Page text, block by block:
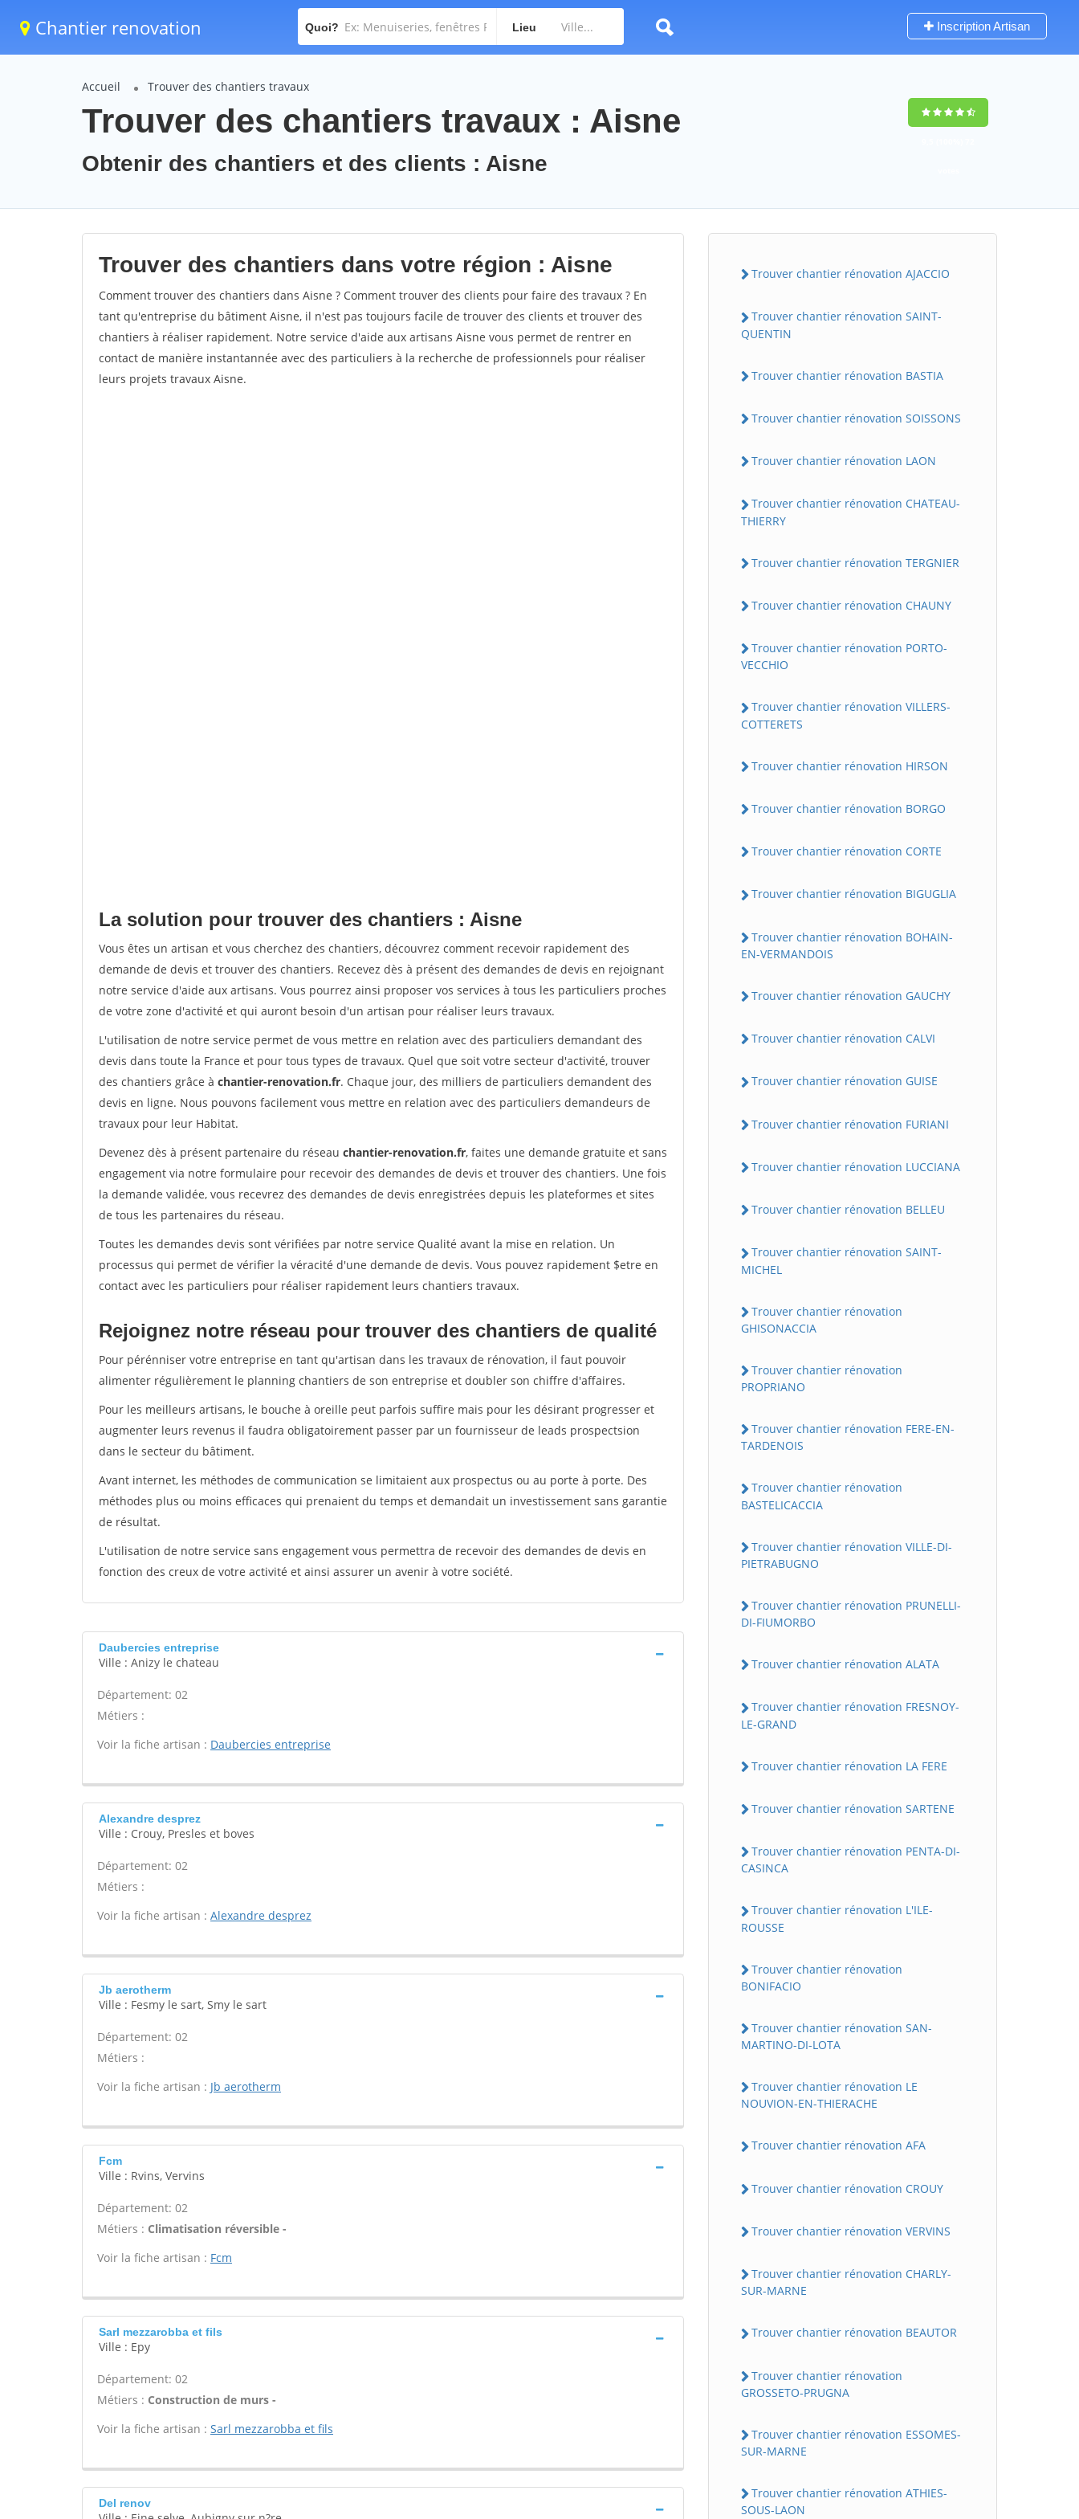
Chantier renovation Quoi? Lieu Inscription Artisan
Accueil Trouver des chantiers travaux
Trouver des chantiers travaux : Aisne
Obtenir des chantiers et des clients : Aisne
Trouver des chantiers dans votre région : Aisne
Comment trouver des chantiers dans Aisne ? Comment trouver des clients pour faire des travaux ? En
tant qu'entreprise du bâtiment Aisne, il n'est pas toujours facile de trouver des clients et trouver des
chantiers à réaliser rapidement. Notre service d'aide aux artisans Aisne vous permet de rentrer en
contact de manière instantannée avec des particuliers à la recherche de professionnels pour réaliser
leurs projets travaux Aisne.
La solution pour trouver des chantiers : Aisne
Vous êtes un artisan et vous cherchez des chantiers, découvrez comment recevoir rapidement des
demande de devis et trouver des chantiers. Recevez dès à présent des demandes de devis en rejoignant
notre service d'aide aux artisans. Vous pourrez ainsi proposer vos services à tous les particuliers proches
de votre zone d'activité et qui auront besoin d'un artisan pour réaliser leurs travaux.
L'utilisation de notre service permet de vous mettre en relation avec des particuliers demandant des
devis dans toute la France et pour tous types de travaux. Quel que soit votre secteur d'activité, trouver
des chantiers grâce à chantier-renovation.fr. Chaque jour, des milliers de particuliers demandent des
devis en ligne. Nous pouvons facilement vous mettre en relation avec des particuliers demandeurs de
travaux pour leur Habitat.
Devenez dès à présent partenaire du réseau chantier-renovation.fr, faites une demande gratuite et sans
engagement via notre formulaire pour recevoir des demandes de devis et trouver des chantiers. Une fois
la demande validée, vous recevrez des demandes de devis enregistrées depuis les plateformes et sites
de tous les partenaires du réseau.
Toutes les demandes devis sont vérifiées par notre service Qualité avant la mise en relation. Un
processus qui permet de vérifier la véracité d'une demande de devis. Vous pouvez rapidement $etre en
contact avec les particuliers pour réaliser rapidement leurs chantiers travaux.
Rejoignez notre réseau pour trouver des chantiers de qualité
Pour pérénniser votre entreprise en tant qu'artisan dans les travaux de rénovation, il faut pouvoir
alimenter régulièrement le planning chantiers de son entreprise et doubler son chiffre d'affaires.
Pour les meilleurs artisans, le bouche à oreille peut parfois suffire mais pour les désirant progresser et
augmenter leurs revenus il faudra obligatoirement passer par un fournisseur de leads prospectsion
dans le secteur du bâtiment.
Avant internet, les méthodes de communication se limitaient aux prospectus ou au porte à porte. Des
méthodes plus ou moins efficaces qui prenaient du temps et demandait un investissement sans garantie
de résultat.
L'utilisation de notre service sans engagement vous permettra de recevoir des demandes de devis en
fonction des creux de votre activité et ainsi assurer un avenir à votre société.
Daubercies entreprise
Ville : Anizy le chateau
Département: 02
Métiers :
Voir la fiche artisan : Daubercies entreprise
Alexandre desprez
Ville : Crouy, Presles et boves
Département: 02
Métiers :
Voir la fiche artisan : Alexandre desprez
Jb aerotherm
Ville : Fesmy le sart, Smy le sart
Département: 02
Métiers :
Voir la fiche artisan : Jb aerotherm
Fcm
Ville : Rvins, Vervins
Département: 02
Métiers : Climatisation réversible -
Voir la fiche artisan : Fcm
Sarl mezzarobba et fils
Ville : Epy
Département: 02
Métiers : Construction de murs -
Voir la fiche artisan : Sarl mezzarobba et fils
Del renov
Trouver chantier rénovation AJACCIO
Trouver chantier rénovation SAINT-
QUENTIN
Trouver chantier rénovation BASTIA
Trouver chantier rénovation SOISSONS
Trouver chantier rénovation LAON
Trouver chantier rénovation CHATEAU-
THIERRY
Trouver chantier rénovation TERGNIER
Trouver chantier rénovation CHAUNY
Trouver chantier rénovation PORTO-
VECCHIO
Trouver chantier rénovation VILLERS-
COTTERETS
Trouver chantier rénovation HIRSON
Trouver chantier rénovation BORGO
Trouver chantier rénovation CORTE
Trouver chantier rénovation BIGUGLIA
Trouver chantier rénovation BOHAIN-
EN-VERMANDOIS
Trouver chantier rénovation GAUCHY
Trouver chantier rénovation CALVI
Trouver chantier rénovation GUISE
Trouver chantier rénovation FURIANI
Trouver chantier rénovation LUCCIANA
Trouver chantier rénovation BELLEU
Trouver chantier rénovation SAINT-
MICHEL
Trouver chantier rénovation
GHISONACCIA
Trouver chantier rénovation
PROPRIANO
Trouver chantier rénovation FERE-EN-
TARDENOIS
Trouver chantier rénovation
BASTELICACCIA
Trouver chantier rénovation VILLE-DI-
PIETRABUGNO
Trouver chantier rénovation PRUNELLI-
DI-FIUMORBO
Trouver chantier rénovation ALATA
Trouver chantier rénovation FRESNOY-
LE-GRAND
Trouver chantier rénovation LA FERE
Trouver chantier rénovation SARTENE
Trouver chantier rénovation PENTA-DI-
CASINCA
Trouver chantier rénovation L'ILE-
ROUSSE
Trouver chantier rénovation
BONIFACIO
Trouver chantier rénovation SAN-
MARTINO-DI-LOTA
Trouver chantier rénovation LE
NOUVION-EN-THIERACHE
Trouver chantier rénovation AFA
Trouver chantier rénovation CROUY
Trouver chantier rénovation VERVINS
Trouver chantier rénovation CHARLY-
SUR-MARNE
Trouver chantier rénovation BEAUTOR
Trouver chantier rénovation
GROSSETO-PRUGNA
Trouver chantier rénovation ESSOMES-
SUR-MARNE
Trouver chantier rénovation ATHIES-
SOUS-LAON